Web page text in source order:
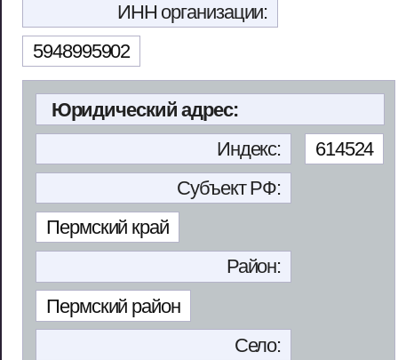
ИНН организации:
5948995902
Юридический адрес:
Индекс:
614524
Субъект РФ:
Пермский край
Район:
Пермский район
Село: